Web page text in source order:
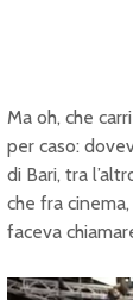
Ma oh, che
per caso:
di Bari, tra
che fra
faceva